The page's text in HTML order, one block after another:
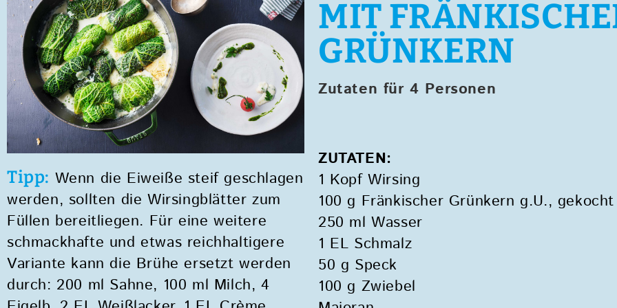
Zugänglichkeitsmenü
zu
gelangen.
Tipp: Wenn die Eiweiße steif geschlagen
werden, sollten die Wirsingblätter zum
Füllen bereitliegen. Für eine weitere
schmackhafte und etwas reichhaltigere
Variante kann die Brühe ersetzt werden
durch: 200 ml Sahne, 100 ml Milch, 4
MIT
GRÜNKERN
Zutaten für 4 Personen
ZUTATEN:
1 Kopf Wirsing
100 g Fränkischer Grünkern g.U., gekocht
250 ml Wasser
1 EL Schmalz
50 g Speck
100 g Zwiebel